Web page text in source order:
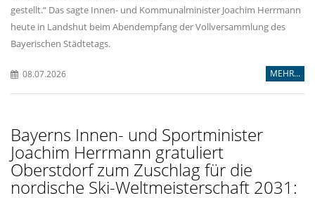
gestellt.“ Das sagte Innen- und Kommunalminister Joachim Herrmann
heute in Landshut beim Abendempfang der Vollversammlung des
Bayerischen Städtetags.
08.07.2026 MEHR...
Bayerns Innen- und Sportminister
Joachim Herrmann gratuliert
Oberstdorf zum Zuschlag für die
nordische Ski-Weltmeisterschaft 2031: